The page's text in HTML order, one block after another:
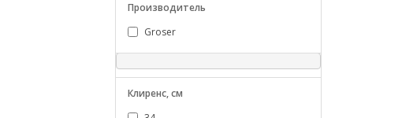
Производитель
Groser
Клиренс, см